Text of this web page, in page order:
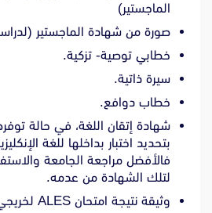
الماجستير)
صورة من شهادة الماجستير
خطابي توصية- تزكية.
سيرة ذاتية.
خطاب دوافع.
شهادة إتقان اللغة، في حالة
فالأفضل مراجعة الجامعة
لتلك الشهادة من عدمه.
وثيقة نتيجة امتحان ALES لخريجي الجامعات التركية.